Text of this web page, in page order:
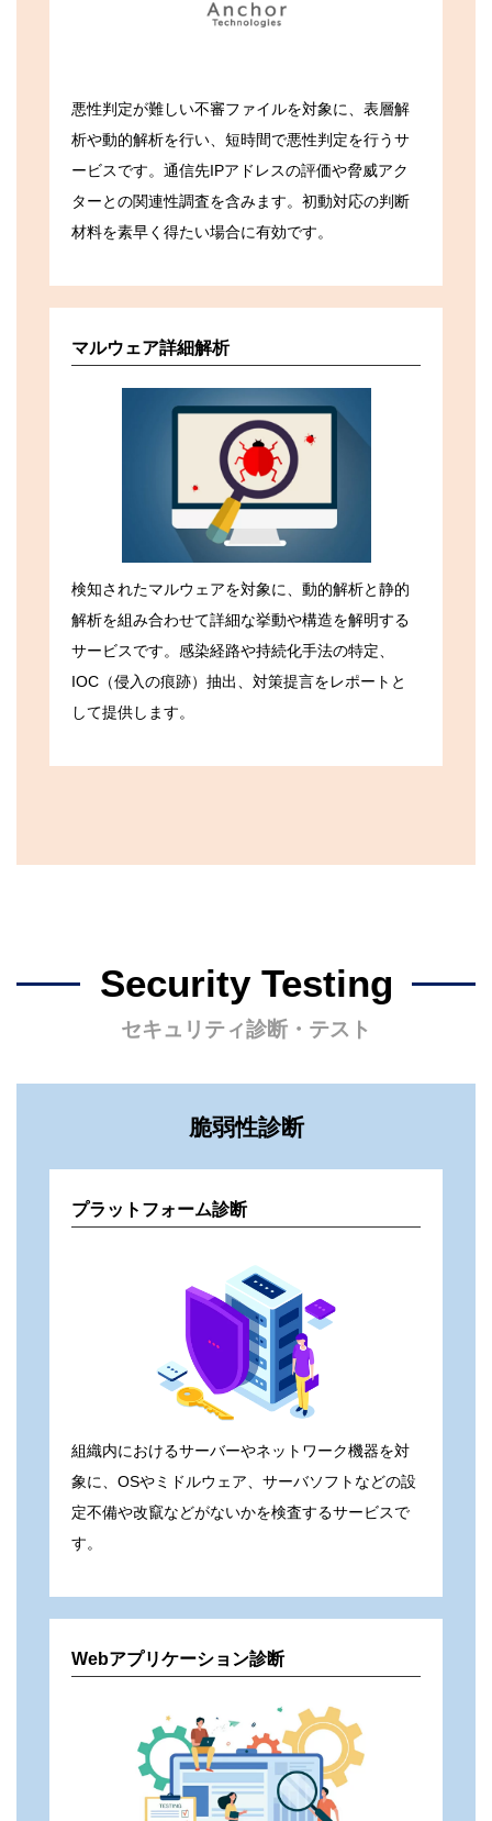
悪性判定が難しい不審ファイルを対象に、表層解
析や動的解析を行い、短時間で悪性判定を行うサ
ービスです。通信先IPアドレスの評価や脅威アク
ターとの関連性調査を含みます。初動対応の判断
材料を素早く得たい場合に有効です。
マルウェア詳細解析
検知されたマルウェアを対象に、動的解析と静的
解析を組み合わせて詳細な挙動や構造を解明する
サービスです。感染経路や持続化手法の特定、
IOC（侵入の痕跡）抽出、対策提言をレポートと
して提供します。
Security Testing
セキュリティ診断・テスト
脆弱性診断
プラットフォーム診断
組織内におけるサーバーやネットワーク機器を対
象に、OSやミドルウェア、サーバソフトなどの設
定不備や改竄などがないかを検査するサービスで
す。
Webアプリケーション診断